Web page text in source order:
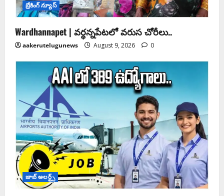
బ్రేకింగ్ న్యూస్
Wardhannapet | వర్ధన్నపేటలో వరుస చోరీలు..
aakerutelugunews August 9, 2026 0
జాబ్ అలర్ట్స్